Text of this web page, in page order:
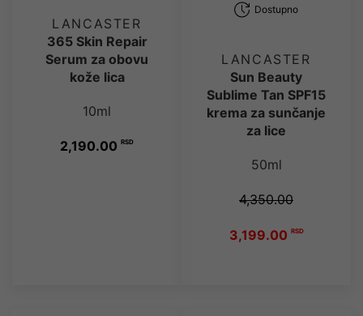
LANCASTER
365 Skin Repair
Serum za obovu
kože lica
10ml
2,190.00 RSD
Dostupno
LANCASTER
Sun Beauty
Sublime Tan SPF15
krema za sunčanje
za lice
50ml
4,350.00
3,199.00 RSD